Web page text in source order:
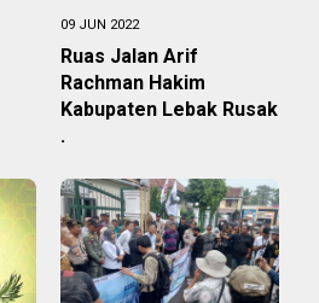
09 JUN 2022
Ruas Jalan Arif
Rachman Hakim
Kabupaten Lebak Rusak
.